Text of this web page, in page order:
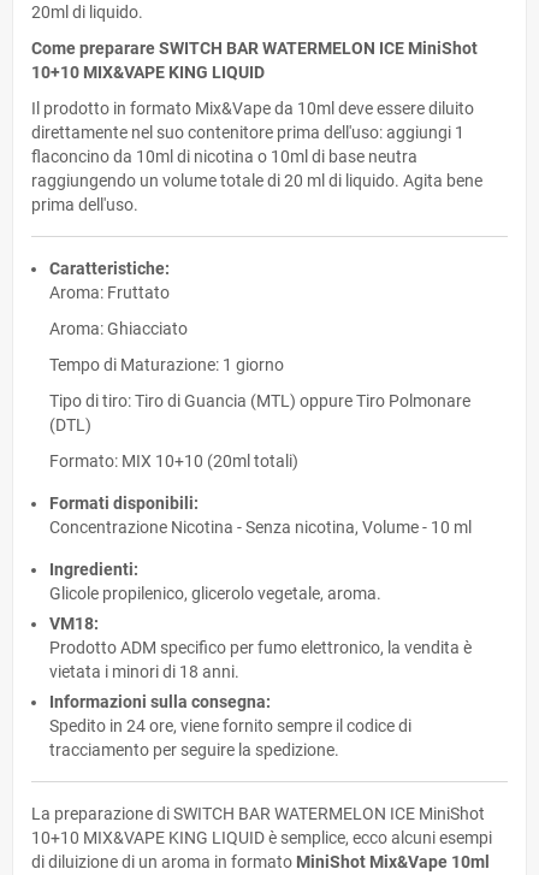
20ml di liquido.
Come preparare SWITCH BAR WATERMELON ICE MiniShot
10+10 MIX&VAPE KING LIQUID
Il prodotto in formato Mix&Vape da 10ml deve essere diluito
direttamente nel suo contenitore prima dell'uso: aggiungi 1
flaconcino da 10ml di nicotina o 10ml di base neutra
raggiungendo un volume totale di 20 ml di liquido. Agita bene
prima dell'uso.
Caratteristiche:
Aroma: Fruttato
Aroma: Ghiacciato
Tempo di Maturazione: 1 giorno
Tipo di tiro: Tiro di Guancia (MTL) oppure Tiro Polmonare
(DTL)
Formato: MIX 10+10 (20ml totali)
Formati disponibili:
Concentrazione Nicotina - Senza nicotina, Volume - 10 ml
Ingredienti:
Glicole propilenico, glicerolo vegetale, aroma.
VM18:
Prodotto ADM specifico per fumo elettronico, la vendita è
vietata i minori di 18 anni.
Informazioni sulla consegna:
Spedito in 24 ore, viene fornito sempre il codice di
tracciamento per seguire la spedizione.
La preparazione di SWITCH BAR WATERMELON ICE MiniShot
10+10 MIX&VAPE KING LIQUID è semplice, ecco alcuni esempi
di diluizione di un aroma in formato MiniShot Mix&Vape 10ml